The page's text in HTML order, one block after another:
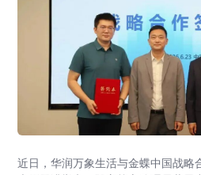
近日，华润万象生活与金蝶中国战略